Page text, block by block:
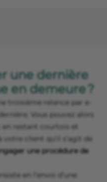
une dernière
en demeure ?
troisième relance par e-
Vous pouvez alors
restant courtois et
votre client qu’il s’agit de
une procédure de
en l’envoi d’une